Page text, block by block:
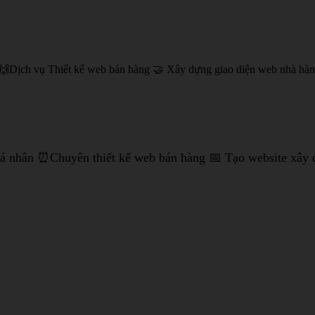
vụ Thiết kế web bán hàng 🤝 Xây dựng giao diện web nhà
⏰Chuyên thiết kế web bán hàng 📅 Tạo website xây